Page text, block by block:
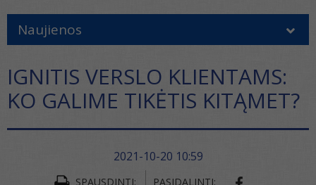
Naujienos
IGNITIS VERSLO KLIENTAMS:
KO GALIME TIKĖTIS KITĄMET?
2021-10-20 10:59
SPAUSDINTI: PASIDALINTI: